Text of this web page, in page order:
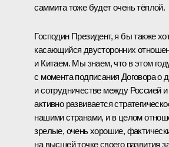
саммита тоже будет очень тёплой.
Господин Президент, я бы также
касающийся двусторонних
и Китаем. Мы знаем, что в этом
с момента подписания Договора о
и сотрудничестве между Россией
активно развивается
нашими странами, и в целом
зрелые, очень хорошие,
на высшей точке своего развития